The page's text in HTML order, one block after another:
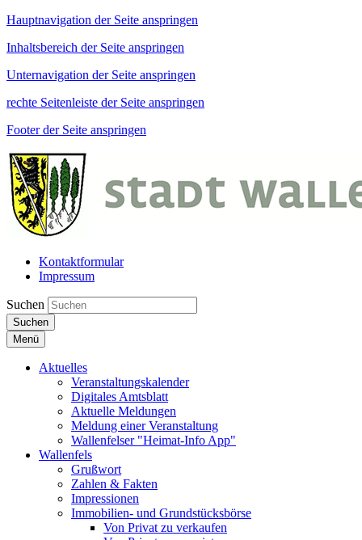
Hauptnavigation der Seite anspringen
Inhaltsbereich der Seite anspringen
Unternavigation der Seite anspringen
rechte Seitenleiste der Seite anspringen
Footer der Seite anspringen
Kontaktformular
Impressum
Suchen
Suchen
Menü
Aktuelles
Veranstaltungskalender
Digitales Amtsblatt
Aktuelle Meldungen
Meldung einer Veranstaltung
Wallenfelser "Heimat-Info App"
Wallenfels
Grußwort
Zahlen & Fakten
Impressionen
Immobilien- und Grundstücksbörse
Von Privat zu verkaufen